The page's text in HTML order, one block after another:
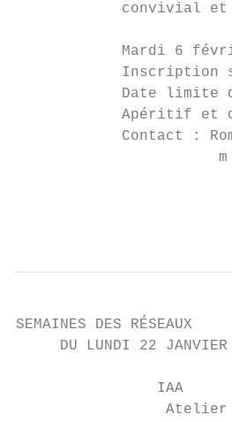
convivial
Mardi 6
Inscription
Date limite
Apéritif et
Contact :
SEMAINES DES RÉSEAUX
DU LUNDI 22
                IAA